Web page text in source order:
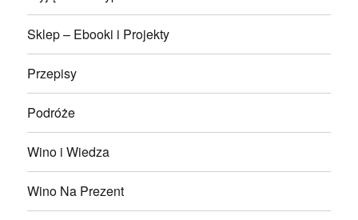
Sklep – Ebooki i Projekty
Przepisy
Podróże
Wino i Wiedza
Wino Na Prezent